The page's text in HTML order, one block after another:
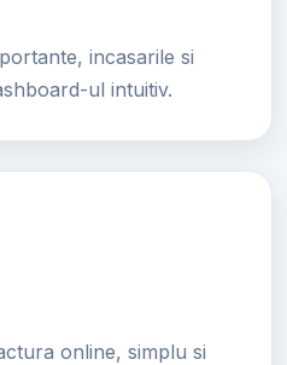
incasarile si
ul intuitiv.
online, simplu si